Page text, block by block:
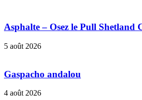
Asphalte – Osez le Pull Shetland
5 août 2026
Gaspacho andalou
4 août 2026